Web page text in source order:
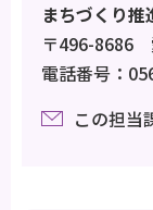
まちづくり
〒496-8686
電話番号：
この担当